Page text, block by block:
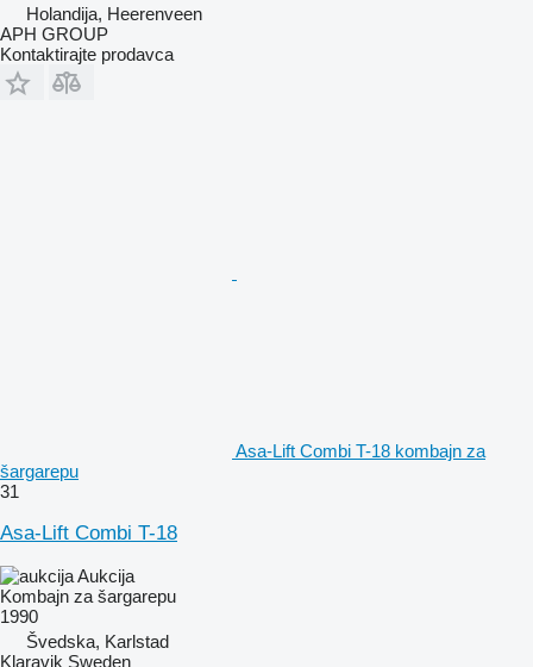
Holandija, Heerenveen
APH GROUP
Kontaktirajte prodavca
Asa-Lift Combi T-18 kombajn za
šargarepu
31
Asa-Lift Combi T-18
Aukcija
Kombajn za šargarepu
1990
Švedska, Karlstad
Klaravik Sweden